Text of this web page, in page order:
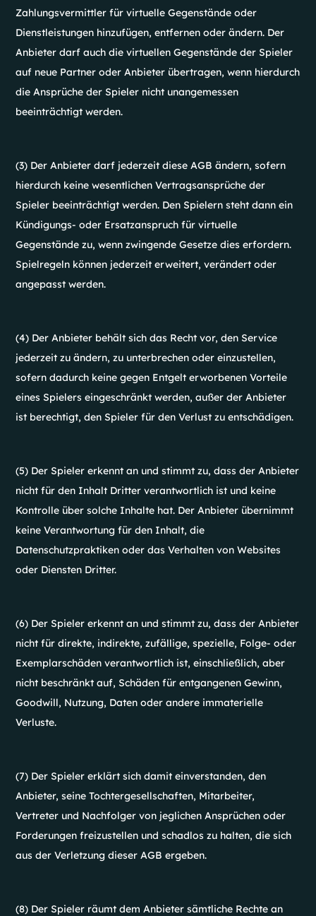
Zahlungsvermittler für virtuelle Gegenstände oder
Dienstleistungen hinzufügen, entfernen oder ändern. Der
Anbieter darf auch die virtuellen Gegenstände der Spieler
auf neue Partner oder Anbieter übertragen, wenn hierdurch
die Ansprüche der Spieler nicht unangemessen
beeinträchtigt werden.
(3) Der Anbieter darf jederzeit diese AGB ändern, sofern
hierdurch keine wesentlichen Vertragsansprüche der
Spieler beeinträchtigt werden. Den Spielern steht dann ein
Kündigungs- oder Ersatzanspruch für virtuelle
Gegenstände zu, wenn zwingende Gesetze dies erfordern.
Spielregeln können jederzeit erweitert, verändert oder
angepasst werden.
(4) Der Anbieter behält sich das Recht vor, den Service
jederzeit zu ändern, zu unterbrechen oder einzustellen,
sofern dadurch keine gegen Entgelt erworbenen Vorteile
eines Spielers eingeschränkt werden, außer der Anbieter
ist berechtigt, den Spieler für den Verlust zu entschädigen.
(5) Der Spieler erkennt an und stimmt zu, dass der Anbieter
nicht für den Inhalt Dritter verantwortlich ist und keine
Kontrolle über solche Inhalte hat. Der Anbieter übernimmt
keine Verantwortung für den Inhalt, die
Datenschutzpraktiken oder das Verhalten von Websites
oder Diensten Dritter.
(6) Der Spieler erkennt an und stimmt zu, dass der Anbieter
nicht für direkte, indirekte, zufällige, spezielle, Folge- oder
Exemplarschäden verantwortlich ist, einschließlich, aber
nicht beschränkt auf, Schäden für entgangenen Gewinn,
Goodwill, Nutzung, Daten oder andere immaterielle
Verluste.
(7) Der Spieler erklärt sich damit einverstanden, den
Anbieter, seine Tochtergesellschaften, Mitarbeiter,
Vertreter und Nachfolger von jeglichen Ansprüchen oder
Forderungen freizustellen und schadlos zu halten, die sich
aus der Verletzung dieser AGB ergeben.
(8) Der Spieler räumt dem Anbieter sämtliche Rechte an